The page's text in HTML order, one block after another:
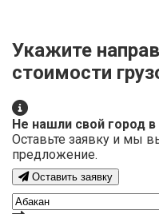
Укажите
стоимости
Не нашли свой город в
Оставьте заявку и мы
предложение.
Оставить заявку